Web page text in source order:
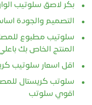
بكر لاصق سلوتيب
التصميم والجودة
سلوتيب مطبوع
المنتج الخاص بك باعلي جودة
اقل اسعار سلوتيب
سلوتب كريستال
اقوي سلوتب